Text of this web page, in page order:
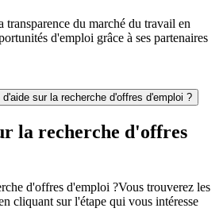
transparence du marché du travail en
d'emploi grâce à ses partenaires
sur la recherche d'offres d'emploi ?
la recherche d'offres
d'offres d'emploi ?Vous trouverez les
cliquant sur l'étape qui vous intéresse